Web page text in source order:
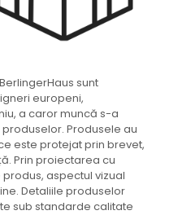
sunt
europeni,
a caror muncă s-a
Produsele au
este protejat prin brevet,
Prin proiectarea cu
aspectul vizual
Detaliile produselor
sub standarde calitate